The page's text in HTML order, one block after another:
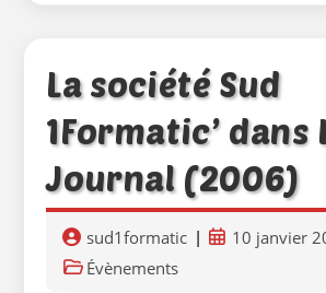
Leader
!
La société Sud
1Formatic’ dans
Journal (2006)
Auteur/autrice
de
la
sud1formatic
Publication
10 janvier
PostÉvènements